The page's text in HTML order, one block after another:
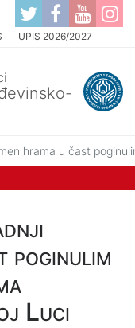
UPIS 2026/2027
hrama u čast
poginulim
Luci